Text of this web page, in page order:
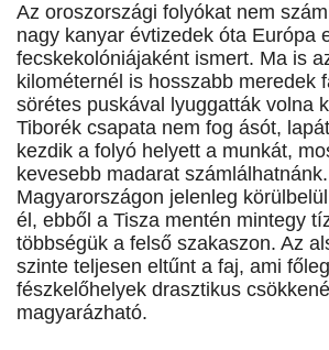
Az oroszországi folyókat nem
nagy kanyar évtizedek óta Európa
fecskekolóniájaként ismert. Ma is
kilométernél is hosszabb meredek
sörétes puskával lyuggatták volna
Tiborék csapata nem fog ásót,
kezdik a folyó helyett a munkát,
kevesebb madarat számlálhatnánk.
Magyarországon jelenleg
él, ebből a Tisza mentén mintegy
többségük a felső szakaszon. Az
szinte teljesen eltűnt a faj, ami
fészkelőhelyek drasztikus
magyarázható.